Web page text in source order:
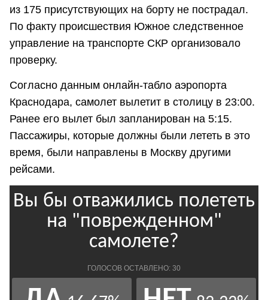
из 175 присутствующих на борту не пострадал.
По факту происшествия Южное следственное
управление на транспорте СКР организовало
проверку.
Согласно данным онлайн-табло аэропорта
Краснодара, самолет вылетит в столицу в 23:00.
Ранее его вылет был запланирован на 5:15.
Пассажиры, которые должны были лететь в это
время, были направлены в Москву другими
рейсами.